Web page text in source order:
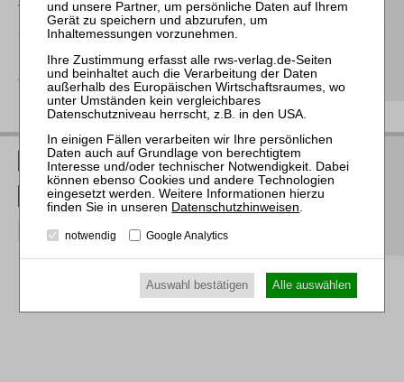
Vorschau auf die neuen Bücher 2026
finden Sie unsere Buchvorschau für das 2. Halbjahr 2026
als Download
RWS Verlag bei LinkedIn
RWS Verlag bei Facebook
RWS Verlag bei Instagram
Datenschutzhinweisen.
notwendig Google Analytics
Auswahl bestätigen Alle auswählen